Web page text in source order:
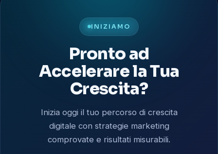
INIZIAMO
Pronto ad
Accelerare la Tua
Crescita?
Inizia oggi il tuo percorso di crescita
digitale con strategie marketing
comprovate e risultati misurabili.